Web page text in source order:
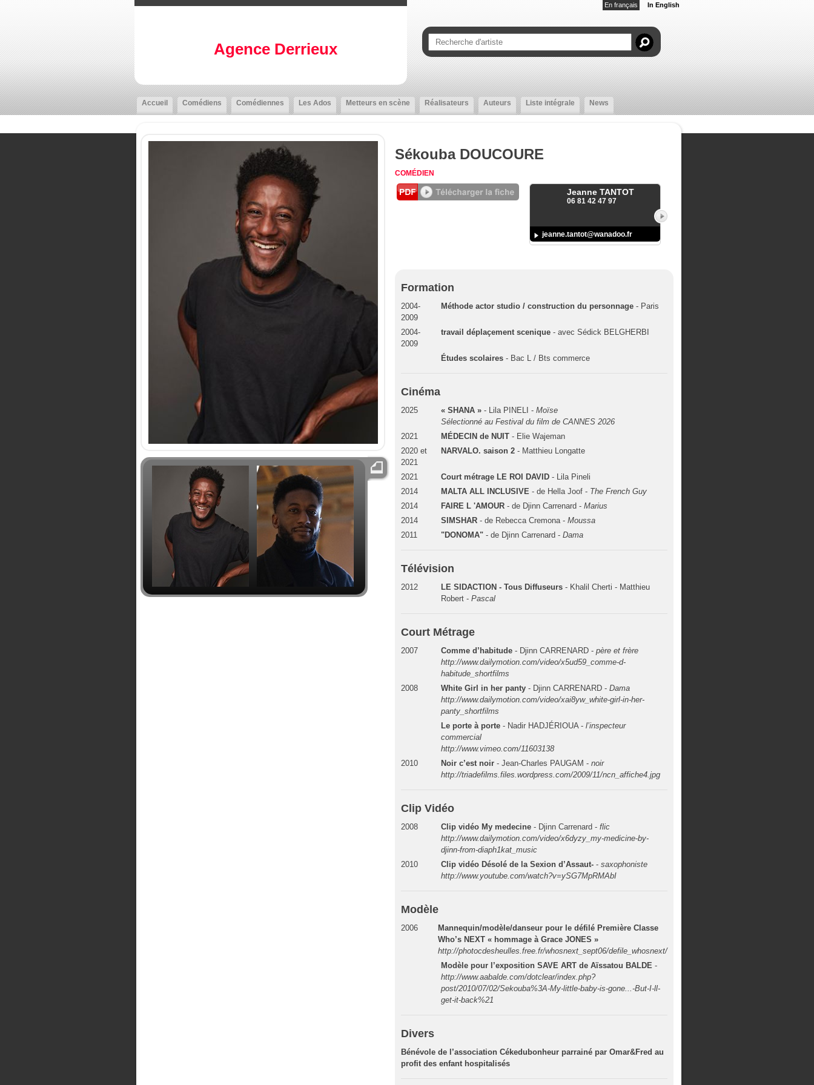
Agence Derrieux
En français In English
Accueil Comédiens Comédiennes Les Ados Metteurs en scène Réalisateurs Auteurs Liste intégrale News
Sékouba DOUCOURE
COMÉDIEN
Jeanne TANTOT
06 81 42 47 97
jeanne.tantot@wanadoo.fr
Formation
2004-
2009
Méthode actor studio / construction du personnage- Paris
2004-
2009
travail déplaçement scenique- avec Sédick BELGHERBI
Études scolaires- Bac L / Bts commerce
Cinéma
2025 « SHANA » - Lila PINELI -Moïse
Sélectionné au Festival du film de CANNES 2026
2021
MÉDECIN de NUIT - Elie Wajeman
2020 et
2021
NARVALO. saison 2 - Matthieu Longatte
2021 Court métrage LE ROI DAVID - Lila Pineli
2014
MALTA ALL INCLUSIVE - de Hella Joof - The French Guy
2014
FAIRE L 'AMOUR - de Djinn Carrenard -Marius
2014
SIMSHAR- de Rebecca Cremona -Moussa
2011
"DONOMA" - de Djinn Carrenard -Dama
Télévision
2012 LE SIDACTION - Tous Diffuseurs - Khalil Cherti - Matthieu
Robert -Pascal
Court Métrage
2007 Comme d’habitude- Djinn CARRENARD -père et frère
http://www.dailymotion.com/video/x5ud59_comme-d-
habitude_shortfilms
2008
White Girl in her panty- Djinn CARRENARD -Dama
http://www.dailymotion.com/video/xai8yw_white-girl-in-her-
panty_shortfilms
Le porte à porte- Nadir HADJÉRIOUA -l’inspecteur
commercial
http://www.vimeo.com/11603138
2010
Noir c’est noir- Jean-Charles PAUGAM -noir
http://triadefilms.files.wordpress.com/2009/11/ncn_affiche4.jpg
Clip Vidéo
2008 Clip vidéo My medecine- Djinn Carrenard -flic
http://www.dailymotion.com/video/x6dyzy_my-medicine-by-
djinn-from-diaph1kat_music
2010
Clip vidéo Désolé de la Sexion d’Assaut--saxophoniste
http://www.youtube.com/watch?v=ySG7MpRMAbI
Modèle
2006
Mannequin/modèle/danseur pour le défilé Première Classe
Who’s NEXT « hommage à Grace JONES »
http://photocdesheulles.free.fr/whosnext_sept06/defile_whosnext/
Modèle pour l’exposition SAVE ART de Aïssatou BALDE -
http://www.aabalde.com/dotclear/index.php?
post/2010/07/02/Sekouba%3A-My-little-baby-is-gone...-But-I-ll-
get-it-back%21
Divers
Bénévole de l’association Cékedubonheur parrainé par Omar&Fred au
profit des enfant hospitalisés